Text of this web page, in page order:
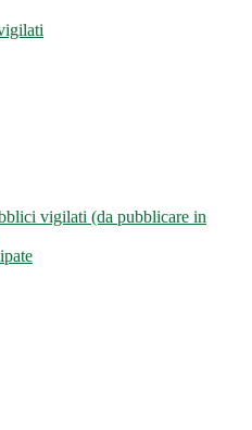
vigilati (da pubblicare in